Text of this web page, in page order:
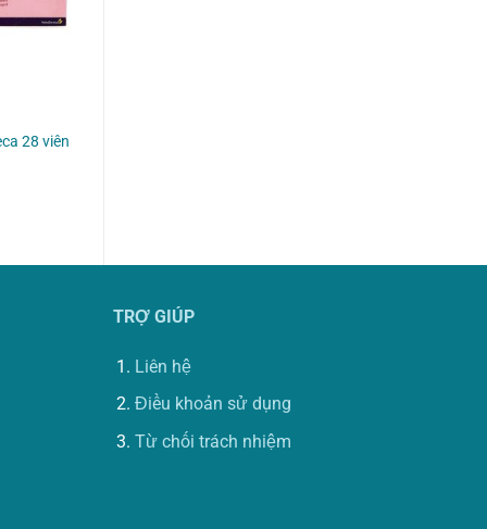
28 viên
TRỢ GIÚP
Liên hệ
Điều khoản sử dụng
Từ chối trách nhiệm